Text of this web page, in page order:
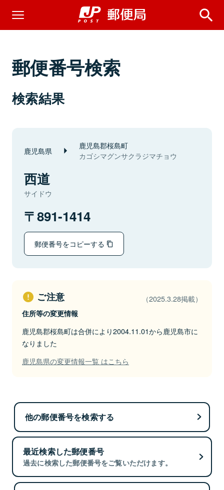
郵便番号検索
検索結果
鹿児島県 鹿児島郡桜島町
カゴシマグンサクラジマチョウ
西道
サイドウ
891-1414
郵便番号をコピーする
ご注意 （2025.3.28掲載）
住所等の変更情報
鹿児島郡桜島町は合併により2004.11.01から鹿児島市に
なりました
鹿児島県の変更情報一覧 はこちら
他の郵便番号を検索する
最近検索した郵便番号
過去に検索した郵便番号をご覧いただけます。